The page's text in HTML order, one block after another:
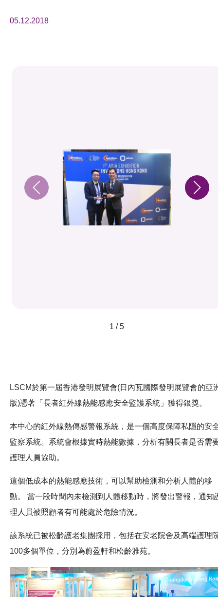
05.12.2018
1 / 5
LSCM於第一屆香港發明展覽會(日內瓦國際發明展覽會的亞
版)憑著「長者紅外線熱能感應安全監護系統」獲得銀獎。
本中心的紅外線熱傳感警報系統，是一個高度保障私隱的安
監察系統。系統會根據實時熱能數據，分析有關長者是否需
護理人員協助。
這個低成本的熱能感應技術，可以幫助檢測和分析人體的移
動。 當一段時間內未檢測到人體移動時，將發出警報，通知
理人員被照顧者有可能處於危險情況。
該系統已被松齡護老集團採用，包括在安老院舍及高端護理
100多個單位，分別為蔚盈軒和松齡雅苑。